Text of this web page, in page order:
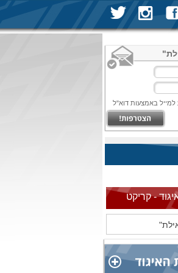
באמצעות דוא"ל
- קריקט